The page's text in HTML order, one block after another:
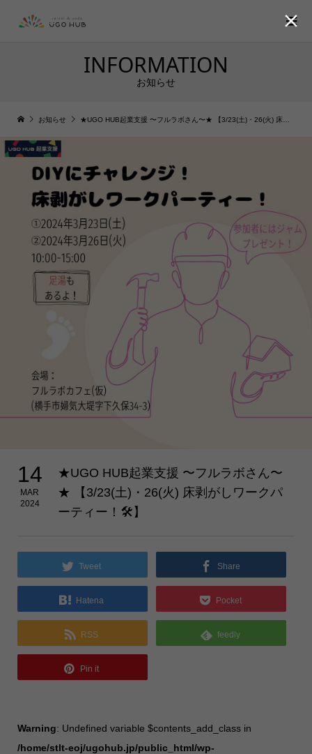
INFORMATION
お知らせ
お知らせ ★UGO HUB起業支援 〜フルラボさん〜★ 【3/23(土)・26(火) 床剥がしワークパーティー！🛠️】
14
MAR
2024
★UGO HUB起業支援 〜フルラボさん〜
★ 【3/23(土)・26(火) 床剥がしワークパ
ーティー！🛠️】
Tweet Share
Hatena Pocket
RSS feedly
Pin it
Warning: Undefined variable $contents_add_class in
/home/stlt-eoj/ugohub.jp/public_html/wp-
